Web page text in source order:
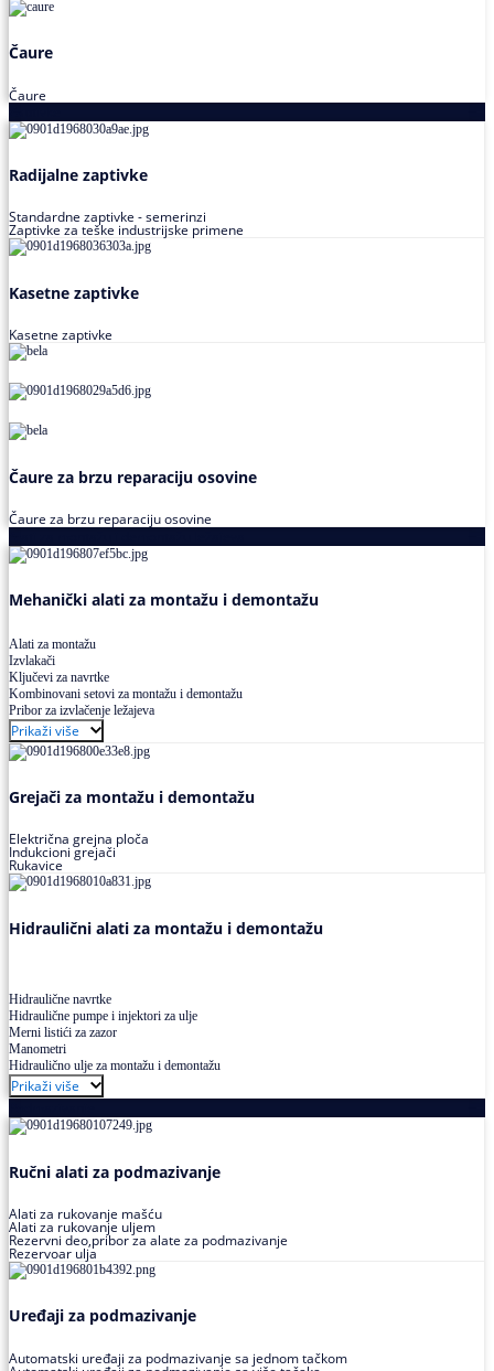
Čaure
Čaure
Radijalne zaptivke
Standardne zaptivke - semerinzi
Zaptivke za teške industrijske primene
Kasetne zaptivke
Kasetne zaptivke
Čaure za brzu reparaciju osovine
Čaure za brzu reparaciju osovine
Mehanički alati za montažu i demontažu
Alati za montažu
Izvlakači
Ključevi za navrtke
Kombinovani setovi za montažu i demontažu
Pribor za izvlačenje ležajeva
Prikaži više
Grejači za montažu i demontažu
Električna grejna ploča
Indukcioni grejači
Rukavice
Hidraulični alati za montažu i demontažu
Hidraulične navrtke
Hidraulične pumpe i injektori za ulje
Merni listići za zazor
Manometri
Hidraulično ulje za montažu i demontažu
Prikaži više
Ručni alati za podmazivanje
Alati za rukovanje mašću
Alati za rukovanje uljem
Rezervni deo,pribor za alate za podmazivanje
Rezervoar ulja
Uređaji za podmazivanje
Automatski uređaji za podmazivanje sa jednom tačkom